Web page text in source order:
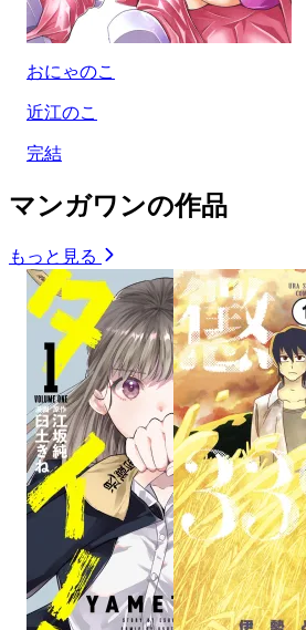
おにゃのこ
近江のこ
完結
マンガワンの作品
もっと見る